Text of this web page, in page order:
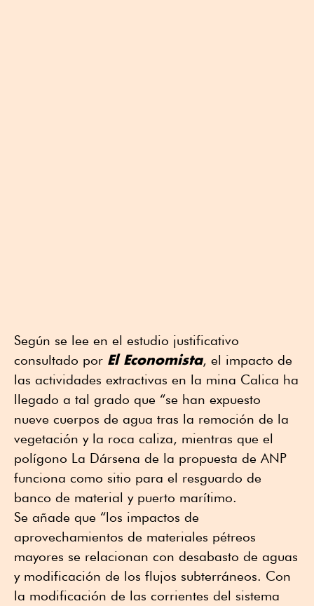
Según se lee en el estudio justificativo
consultado por El Economista, el impacto de
las actividades extractivas en la mina Calica ha
llegado a tal grado que “se han expuesto
nueve cuerpos de agua tras la remoción de la
vegetación y la roca caliza, mientras que el
polígono La Dársena de la propuesta de ANP
funciona como sitio para el resguardo de
banco de material y puerto marítimo.
Se añade que “los impactos de
aprovechamientos de materiales pétreos
mayores se relacionan con desabasto de aguas
y modificación de los flujos subterráneos. Con
la modificación de las corrientes del sistema